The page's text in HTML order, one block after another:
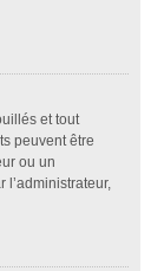
et tout
peuvent être
ou un
l’administrateur,